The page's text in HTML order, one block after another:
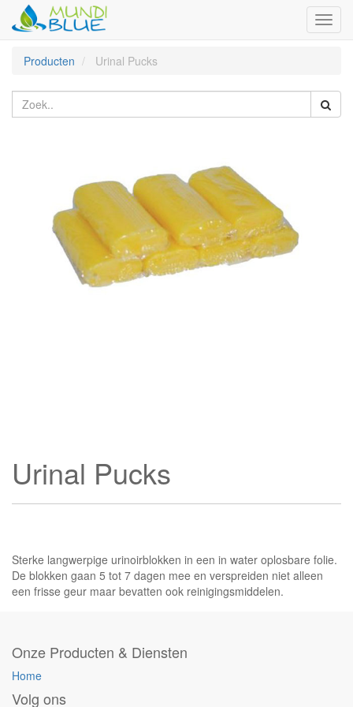
Producten
Urinal Pucks
Urinal Pucks
Sterke langwerpige urinoirblokken in een in water oplosbare folie.
De blokken gaan 5 tot 7 dagen mee en verspreiden niet alleen
een frisse geur maar bevatten ook reinigingsmiddelen.
Onze Producten & Diensten
Home
Volg ons